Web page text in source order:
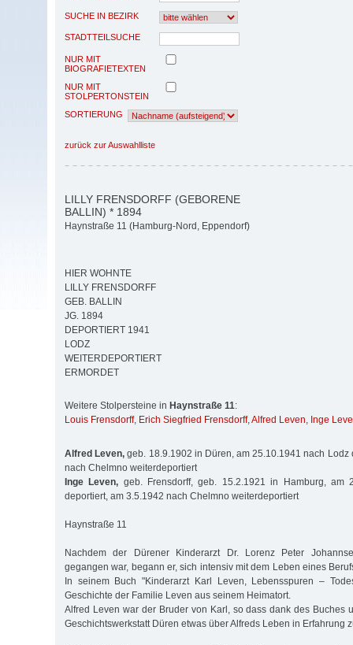
SUCHE IN BEZIRK
STADTTEILSUCHE
NUR MIT
BIOGRAFIETEXTEN
NUR MIT
STOLPERTONSTEIN
SORTIERUNG
zurück zur Auswahlliste
LILLY FRENSDORFF (GEBORENE
BALLIN) * 1894
Haynstraße 11 (Hamburg-Nord, Eppendorf)
HIER WOHNTE
LILLY FRENSDORFF
GEB. BALLIN
JG. 1894
DEPORTIERT 1941
LODZ
WEITERDEPORTIERT
ERMORDET
Weitere Stolpersteine in Haynstraße 11:
Louis Frensdorff, Erich Siegfried Frensdorff,Alfred Leven, Inge
Alfred Leven, geb. 18.9.1902 in Düren, am 25.10.1941 nach Lodz
nach Chelmno weiterdeportiert
Inge Leven, geb. Frensdorff, geb. 15.2.1921 in Hamburg, am
deportiert, am 3.5.1942 nach Chelmno weiterdeportiert
Haynstraße 11
Nachdem der Dürener Kinderarzt Dr. Lorenz Peter
gegangen war, begann er, sich intensiv mit dem Leben eines
In seinem Buch "Kinderarzt Karl Leven, Lebensspuren –
Geschichte der Familie Leven aus seinem Heimatort.
Alfred Leven war der Bruder von Karl, so dass dank des Buches
Geschichtswerkstatt Düren etwas über Alfreds Leben in Erfahrung